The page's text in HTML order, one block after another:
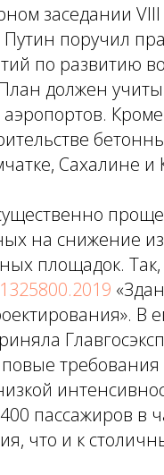
заседании
поручил
по развитию
должен
Кроме
Сахалине и
на снижение
площадок.
В
пассажиров в
что и к